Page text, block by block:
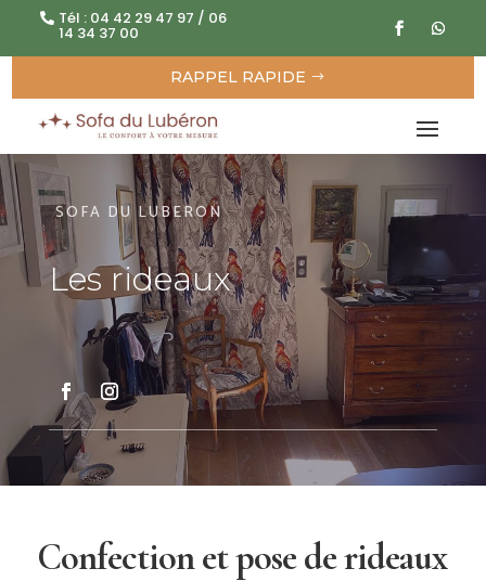
Tél : 04 42 29 47 97 / 06
14 34 37 00
RAPPEL RAPIDE
SOFA DU LUBERON
Les rideaux
Confection et pose de rideaux